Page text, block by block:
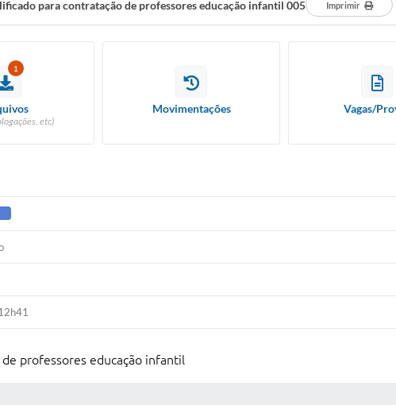
para contratação de professores educação infantil 005 Imprimir
1
etc)
Movimentações Vagas/
professores educação infantil